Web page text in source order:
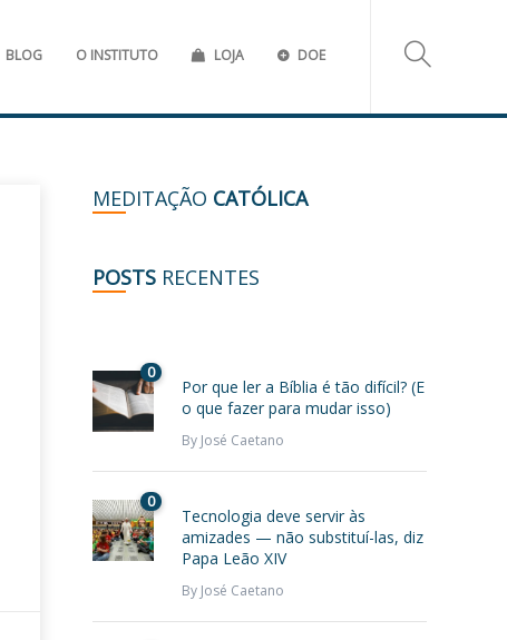
BLOG O INSTITUTO LOJA DOE
MEDITAÇÃO CATÓLICA
POSTS RECENTES
0
Por que ler a Bíblia é tão difícil? (E
o que fazer para mudar isso)
By José Caetano
0
Tecnologia deve servir às
amizades — não substituí-las, diz
Papa Leão XIV
By José Caetano